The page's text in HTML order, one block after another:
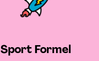
Sport Formel